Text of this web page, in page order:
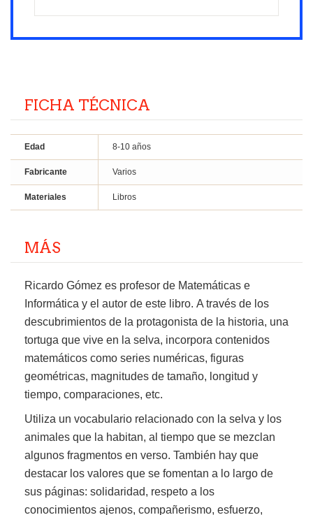
FICHA TÉCNICA
Edad 8-10 años
Fabricante Varios
Materiales Libros
MÁS
Ricardo Gómez es profesor de Matemáticas e
Informática y el autor de este libro. A través de los
descubrimientos de la protagonista de la historia, una
tortuga que vive en la selva, incorpora contenidos
matemáticos como series numéricas, figuras
geométricas, magnitudes de tamaño, longitud y
tiempo, comparaciones, etc.
Utiliza un vocabulario relacionado con la selva y los
animales que la habitan, al tiempo que se mezclan
algunos fragmentos en verso. También hay que
destacar los valores que se fomentan a lo largo de
sus páginas: solidaridad, respeto a los
conocimientos ajenos, compañerismo, esfuerzo,